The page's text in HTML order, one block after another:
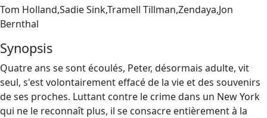
Tom Holland,Sadie Sink,Tramell Tillman,Zendaya,Jon
Bernthal
Synopsis
Quatre ans se sont écoulés, Peter, désormais adulte, vit
seul, s'est volontairement effacé de la vie et des souvenirs
de ses proches. Luttant contre le crime dans un New York
qui ne le reconnaît plus, il se consacre entièrement à la